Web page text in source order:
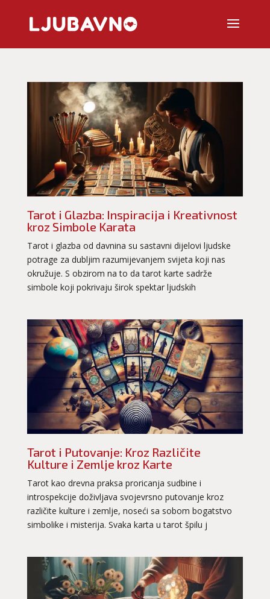
Tarot i Glazba: Inspiracija i Kreativnost
kroz Simbole Karata
Tarot i glazba od davnina su sastavni dijelovi ljudske
potrage za dubljim razumijevanjem svijeta koji nas
okružuje. S obzirom na to da tarot karte sadrže
simbole koji pokrivaju širok spektar ljudskih
Tarot i Putovanje: Kroz Različite
Kulture i Zemlje kroz Karte
Tarot kao drevna praksa proricanja sudbine i
introspekcije doživljava svojevrsno putovanje kroz
različite kulture i zemlje, noseći sa sobom bogatstvo
simbolike i misterija. Svaka karta u tarot špilu j